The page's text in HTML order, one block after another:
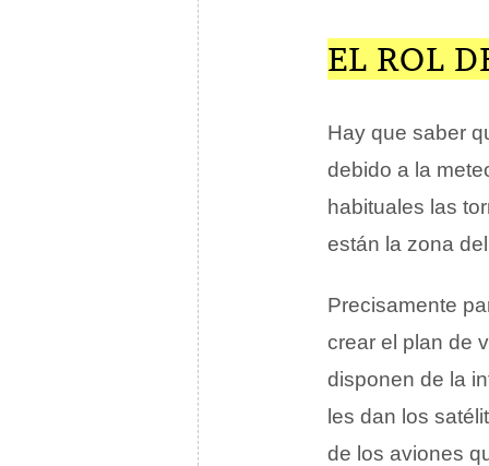
EL ROL
Hay que saber
debido a la
habituales las
están la zona
Precisamente
crear el plan de
disponen de la
les dan los
de los aviones